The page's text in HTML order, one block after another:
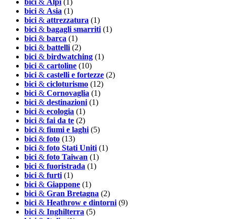
bici & Alpi (1)
bici & Asia (1)
bici & attrezzatura (1)
bici & bagagli smarriti (1)
bici & barca (1)
bici & battelli (2)
bici & birdwatching (1)
bici & cartoline (10)
bici & castelli e fortezze (2)
bici & cicloturismo (12)
bici & Cornovaglia (1)
bici & destinazioni (1)
bici & ecologia (1)
bici & fai da te (2)
bici & fiumi e laghi (5)
bici & foto (13)
bici & foto Stati Uniti (1)
bici & foto Taiwan (1)
bici & fuoristrada (1)
bici & furti (1)
bici & Giappone (1)
bici & Gran Bretagna (2)
bici & Heathrow e dintorni (9)
bici & Inghilterra (5)